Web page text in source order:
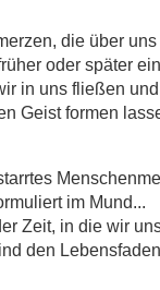
die über uns
oder später
in uns fließen und
Geist formen
im Mund...
Zeit, in die wir
den